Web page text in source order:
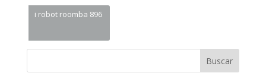
i robot roomba 896
Buscar